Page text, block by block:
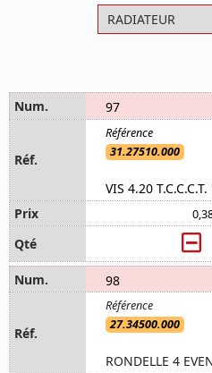
97
31.27510.000
VIS 4.20
98
27.34500.000
RONDELLE 4